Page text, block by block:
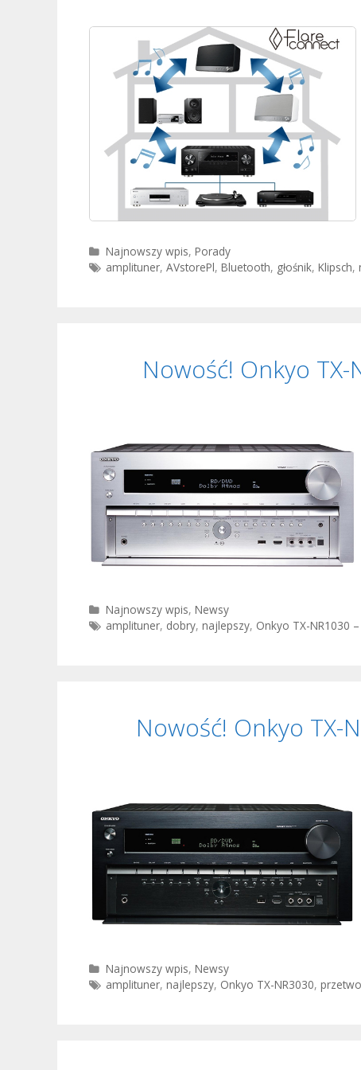
Kategorie
Najnowszy wpis,Porady
Tagi
amplituner,AVstorePl,Bluetooth, głośnik,Klipsch,
Nowość! Onkyo
Kategorie
Najnowszy wpis,Newsy
Tagi
amplituner, dobry,najlepszy, Onkyo TX-NR1030
Nowość! Onkyo TX-
Kategorie
Najnowszy wpis,Newsy
Tagi
amplituner,najlepszy, Onkyo TX-NR3030,